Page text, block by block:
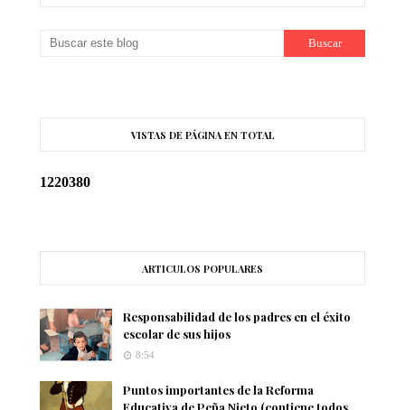
VISTAS DE PÁGINA EN TOTAL
1220380
ARTICULOS POPULARES
Responsabilidad de los padres en el éxito
escolar de sus hijos
8:54
Puntos importantes de la Reforma
Educativa de Peña Nieto (contiene todos